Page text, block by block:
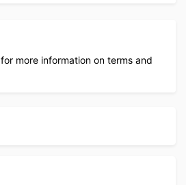
for more information on terms and